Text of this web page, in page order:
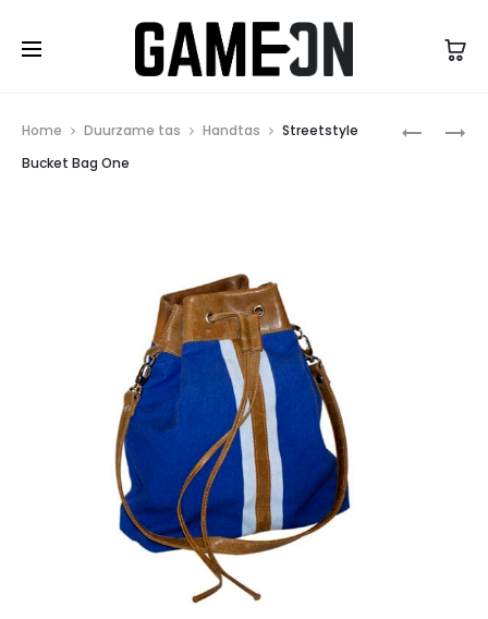
High Five Fashion
TRAVELER
Home Duurzame tas Handtas
Streetstyle
Bucket Bag One